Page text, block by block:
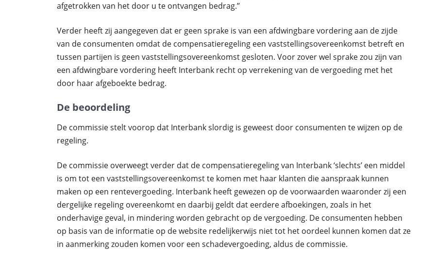
afgetrokken van het door u te ontvangen bedrag.’’
Verder heeft zij aangegeven dat er geen sprake is van een afdwingbare vordering aan de zijde
van de consumenten omdat de compensatieregeling een vaststellingsovereenkomst betreft en
tussen partijen is geen vaststellingsovereenkomst gesloten. Voor zover wel sprake zou zijn van
een afdwingbare vordering heeft Interbank recht op verrekening van de vergoeding met het
door haar afgeboekte bedrag.
De beoordeling
De commissie stelt voorop dat Interbank slordig is geweest door consumenten te wijzen op de
regeling.
De commissie overweegt verder dat de compensatieregeling van Interbank ‘slechts’ een middel
is om tot een vaststellingsovereenkomst te komen met haar klanten die aanspraak kunnen
maken op een rentevergoeding. Interbank heeft gewezen op de voorwaarden waaronder zij een
dergelijke regeling overeenkomt en daarbij geldt dat eerdere afboekingen, zoals in het
onderhavige geval, in mindering worden gebracht op de vergoeding. De consumenten hebben
op basis van de informatie op de website redelijkerwijs niet tot het oordeel kunnen komen dat ze
in aanmerking zouden komen voor een schadevergoeding, aldus de commissie.